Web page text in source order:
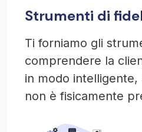
Strumenti di
Ti forniamo gli
comprendere la
in modo intelligente,
non è fisicamente